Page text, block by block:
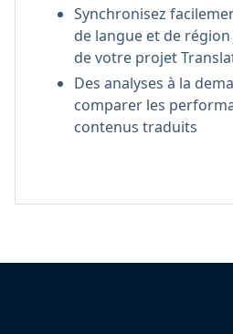
Synchronisez
de langue et de région
de votre projet
Des analyses à la
comparer les
contenus traduits